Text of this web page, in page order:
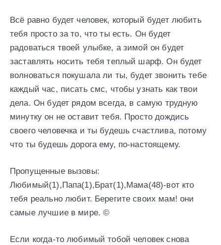
Всё равно будет человек, который будет любить
тебя просто за то, что ты есть. Он будет
радоваться твоей улыбке, а зимой он будет
заставлять носить тебя теплый шарф. Он будет
волноваться покушала ли ты, будет звонить тебе
каждый час, писать смс, чтобы узнать как твои
дела. Он будет рядом всегда, в самую трудную
минутку он не оставит тебя. Просто дождись
своего человечка и ты будешь счастлива, потому
что ты будешь дорога ему, по-настоящему.
Пропущенные вызовы:
Любимый(1),Папа(1),Брат(1),Мама(48)-вот кто
тебя реально любит. Берегите своих мам! они
самые лучшие в мире. ©
Если когда-то любимый тобой человек снова